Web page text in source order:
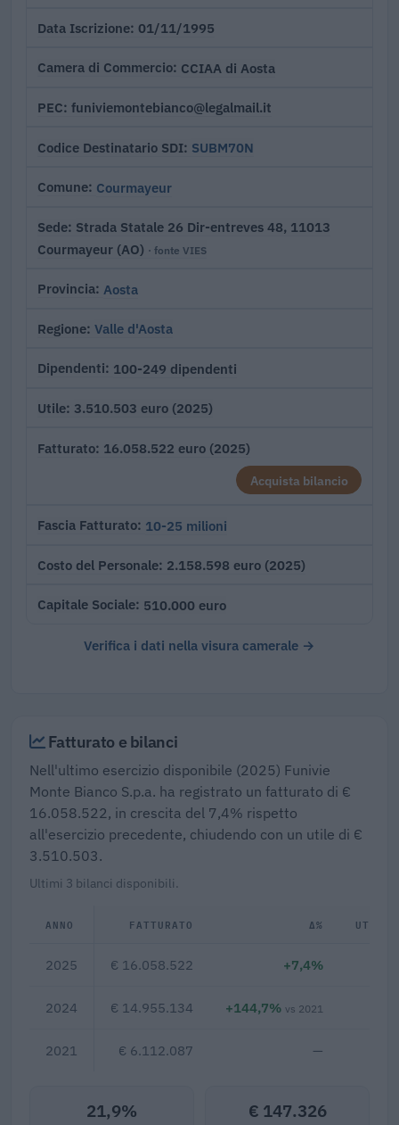
Data Iscrizione 01/11/1995
Camera di Commercio CCIAA di Aosta
PEC funiviemontebianco@legalmail.it
Codice Destinatario SDI SUBM70N
Comune Courmayeur
Sede Strada Statale 26 Dir-entreves 48, 11013
Courmayeur (AO) · fonte VIES
Provincia Aosta
Regione Valle d'Aosta
Dipendenti 100-249 dipendenti
Utile 3.510.503 euro (2025)
Fatturato 16.058.522 euro (2025)
Acquista bilancio
Fascia Fatturato 10-25 milioni
Costo del Personale 2.158.598 euro (2025)
Capitale Sociale 510.000 euro
Verifica i dati nella visura camerale →
Fatturato e bilanci
Nell'ultimo esercizio disponibile (2025) Funivie
Monte Bianco S.p.a. ha registrato un fatturato di €
16.058.522, in crescita del 7,4% rispetto
all'esercizio precedente, chiudendo con un utile di €
3.510.503.
Ultimi 3 bilanci disponibili.
ANNO FATTURATO Δ% UTILE/
2025 € 16.058.522 +7,4%
2024 € 14.955.134 +144,7% vs 2021
2021 € 6.112.087 —
21,9% € 147.326